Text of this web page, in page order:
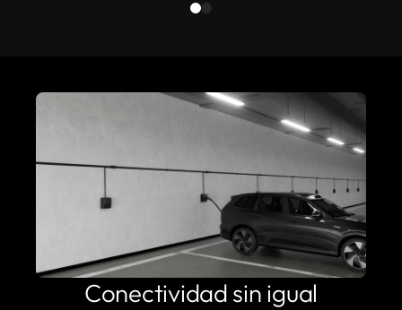
Conectividad sin igual